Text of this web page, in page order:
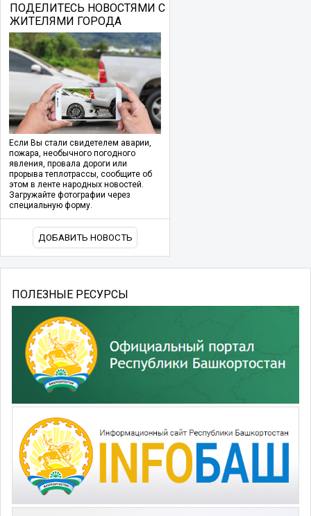
ПОДЕЛИТЕСЬ НОВОСТЯМИ С
ЖИТЕЛЯМИ ГОРОДА
Если Вы стали свидетелем аварии,
пожара, необычного погодного
явления, провала дороги или
прорыва теплотрассы, сообщите об
этом в ленте народных новостей.
Загружайте фотографии через
специальную форму.
ДОБАВИТЬ НОВОСТЬ
ПОЛЕЗНЫЕ РЕСУРСЫ